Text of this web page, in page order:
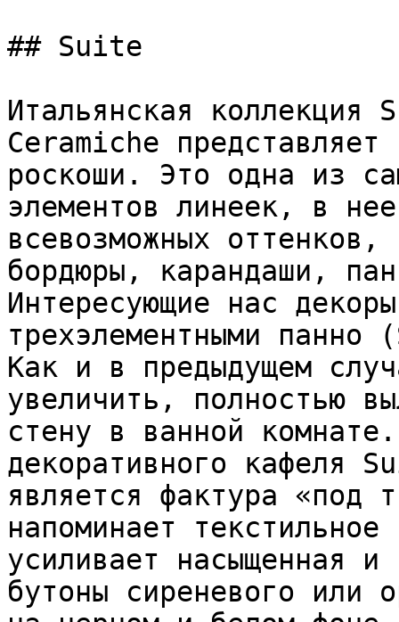
## Suite
Итальянская коллекция
Ceramiche
роскоши. Это одна из
элементов линеек, в
всевозможных
бордюры, карандаши,
Интересующие нас
трехэлементными
Как и в предыдущем
увеличить, полностью
стену в ванной
декоративного кафеля
является фактура «под
напоминает
усиливает насыщенная
бутоны сиреневого или